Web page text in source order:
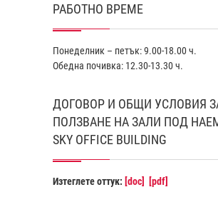
РАБОТНО ВРЕМЕ
Понеделник – петък: 9.00-18.00 ч.
Обедна почивка: 12.30-13.30 ч.
ДОГОВОР И ОБЩИ УСЛОВИЯ
ПОЛЗВАНЕ НА ЗАЛИ ПОД
SKY OFFICE BUILDING
Изтеглете оттук: [doc] [pdf]